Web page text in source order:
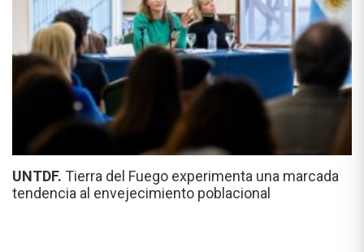
UNTDF. Tierra del Fuego experimenta una marcada
tendencia al envejecimiento poblacional